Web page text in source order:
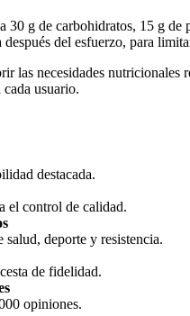
30 g de carbohidratos, 15 g
del esfuerzo, para
las necesidades
cada usuario.
destacada.
el control de calidad.
salud, deporte y resistencia.
de fidelidad.
opiniones.